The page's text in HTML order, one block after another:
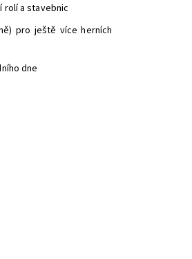
rolí a stavebnic
pro ještě více herních
dne